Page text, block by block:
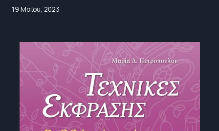
19 Μαΐου, 2023